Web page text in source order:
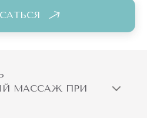
МАССАЖ ПРИ